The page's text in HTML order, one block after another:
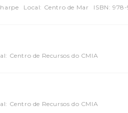
Local: Centro de Mar ISBN:
Centro de Recursos do CMIA
Centro de Recursos do CMIA